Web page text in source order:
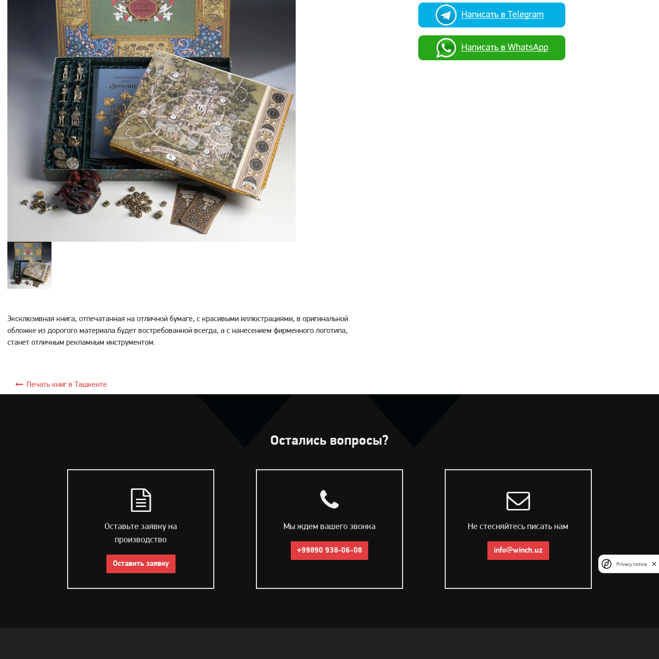
Эксклюзивная книга, отпечатанная на отличной бумаге, с красивыми иллюстрациями, в оригинальной
обложке из дорогого материала будет востребованной всегда, а с нанесением фирменного логотипа,
станет отличным рекламным инструментом.
Печать книг в Ташкенте
Остались вопросы?
Оставьте заявку на
производство
Оставить заявку
Мы ждем вашего звонка
+99890 938-06-08
Не стесняйтесь писать нам
info@winch.uz
Privacy notice